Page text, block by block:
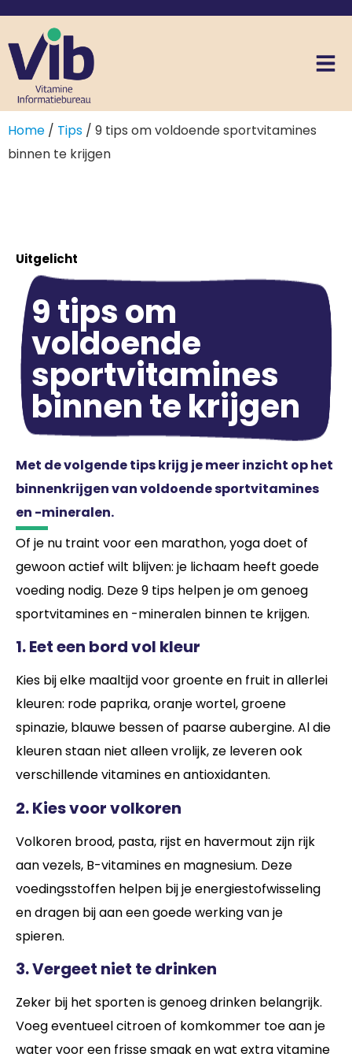
Home / Tips / 9 tips om voldoende sportvitamines
binnen te krijgen
Uitgelicht
9 tips om
voldoende
sportvitamines
binnen te krijgen
Met de volgende tips krijg je meer inzicht op het
binnenkrijgen van voldoende sportvitamines
en -mineralen.
Of je nu traint voor een marathon, yoga doet of
gewoon actief wilt blijven: je lichaam heeft goede
voeding nodig. Deze 9 tips helpen je om genoeg
sportvitamines en -mineralen binnen te krijgen.
1. Eet een bord vol kleur
Kies bij elke maaltijd voor groente en fruit in allerlei
kleuren: rode paprika, oranje wortel, groene
spinazie, blauwe bessen of paarse aubergine. Al die
kleuren staan niet alleen vrolijk, ze leveren ook
verschillende vitamines en antioxidanten.
2. Kies voor volkoren
Volkoren brood, pasta, rijst en havermout zijn rijk
aan vezels, B-vitamines en magnesium. Deze
voedingsstoffen helpen bij je energiestofwisseling
en dragen bij aan een goede werking van je
spieren.
3. Vergeet niet te drinken
Zeker bij het sporten is genoeg drinken belangrijk.
Voeg eventueel citroen of komkommer toe aan je
water voor een frisse smaak en wat extra vitamine